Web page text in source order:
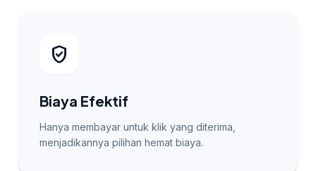
verified_user
Biaya Efektif
Hanya membayar untuk klik yang diterima,
menjadikannya pilihan hemat biaya.